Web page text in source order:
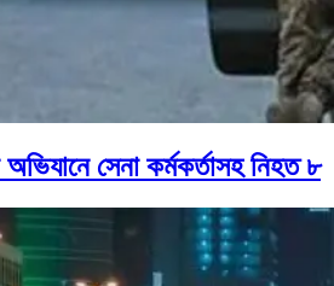
সেনা কর্মকর্তাসহ নিহত ৮